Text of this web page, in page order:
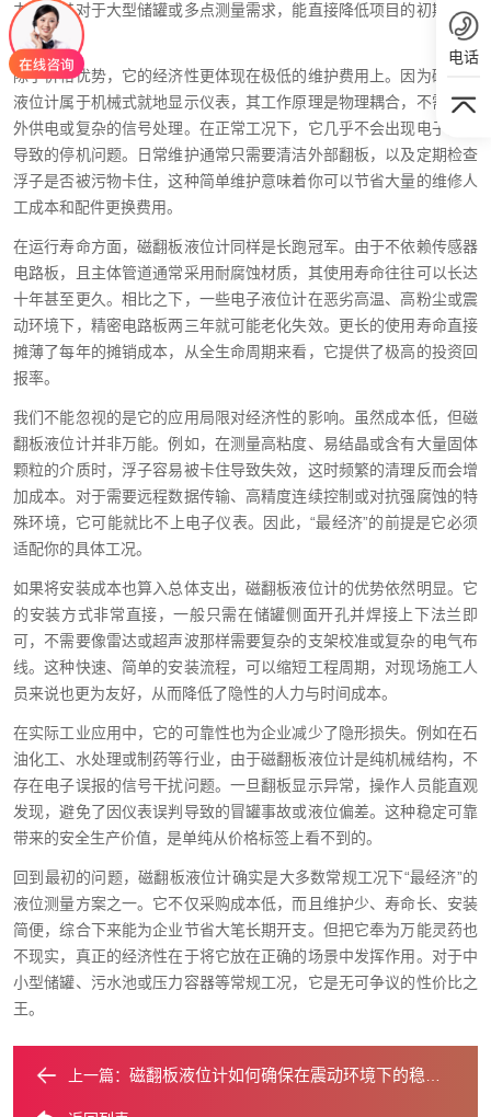
力，尤其对于大型储罐或多点测量需求，能直接降低项目的初期资本
投入。
除了价格优势，它的经济性更体现在极低的维护费用上。因为磁翻板
液位计属于机械式就地显示仪表，其工作原理是物理耦合，不需要额
外供电或复杂的信号处理。在正常工况下，它几乎不会出现电子故障
导致的停机问题。日常维护通常只需要清洁外部翻板，以及定期检查
浮子是否被污物卡住，这种简单维护意味着你可以节省大量的维修人
工成本和配件更换费用。
在运行寿命方面，磁翻板液位计同样是长跑冠军。由于不依赖传感器
电路板，且主体管道通常采用耐腐蚀材质，其使用寿命往往可以长达
十年甚至更久。相比之下，一些电子液位计在恶劣高温、高粉尘或震
动环境下，精密电路板两三年就可能老化失效。更长的使用寿命直接
摊薄了每年的摊销成本，从全生命周期来看，它提供了极高的投资回
报率。
我们不能忽视的是它的应用局限对经济性的影响。虽然成本低，但磁
翻板液位计并非万能。例如，在测量高粘度、易结晶或含有大量固体
颗粒的介质时，浮子容易被卡住导致失效，这时频繁的清理反而会增
加成本。对于需要远程数据传输、高精度连续控制或对抗强腐蚀的特
殊环境，它可能就比不上电子仪表。因此，“最经济”的前提是它必须
适配你的具体工况。
如果将安装成本也算入总体支出，磁翻板液位计的优势依然明显。它
的安装方式非常直接，一般只需在储罐侧面开孔并焊接上下法兰即
可，不需要像雷达或超声波那样需要复杂的支架校准或复杂的电气布
线。这种快速、简单的安装流程，可以缩短工程周期，对现场施工人
员来说也更为友好，从而降低了隐性的人力与时间成本。
在实际工业应用中，它的可靠性也为企业减少了隐形损失。例如在石
油化工、水处理或制药等行业，由于磁翻板液位计是纯机械结构，不
存在电子误报的信号干扰问题。一旦翻板显示异常，操作人员能直观
发现，避免了因仪表误判导致的冒罐事故或液位偏差。这种稳定可靠
带来的安全生产价值，是单纯从价格标签上看不到的。
回到最初的问题，磁翻板液位计确实是大多数常规工况下“最经济”的
液位测量方案之一。它不仅采购成本低，而且维护少、寿命长、安装
简便，综合下来能为企业节省大笔长期开支。但把它奉为万能灵药也
不现实，真正的经济性在于将它放在正确的场景中发挥作用。对于中
小型储罐、污水池或压力容器等常规工况，它是无可争议的性价比之
王。
上一篇： 磁翻板液位计如何确保在震动环境下的稳定性？
电话